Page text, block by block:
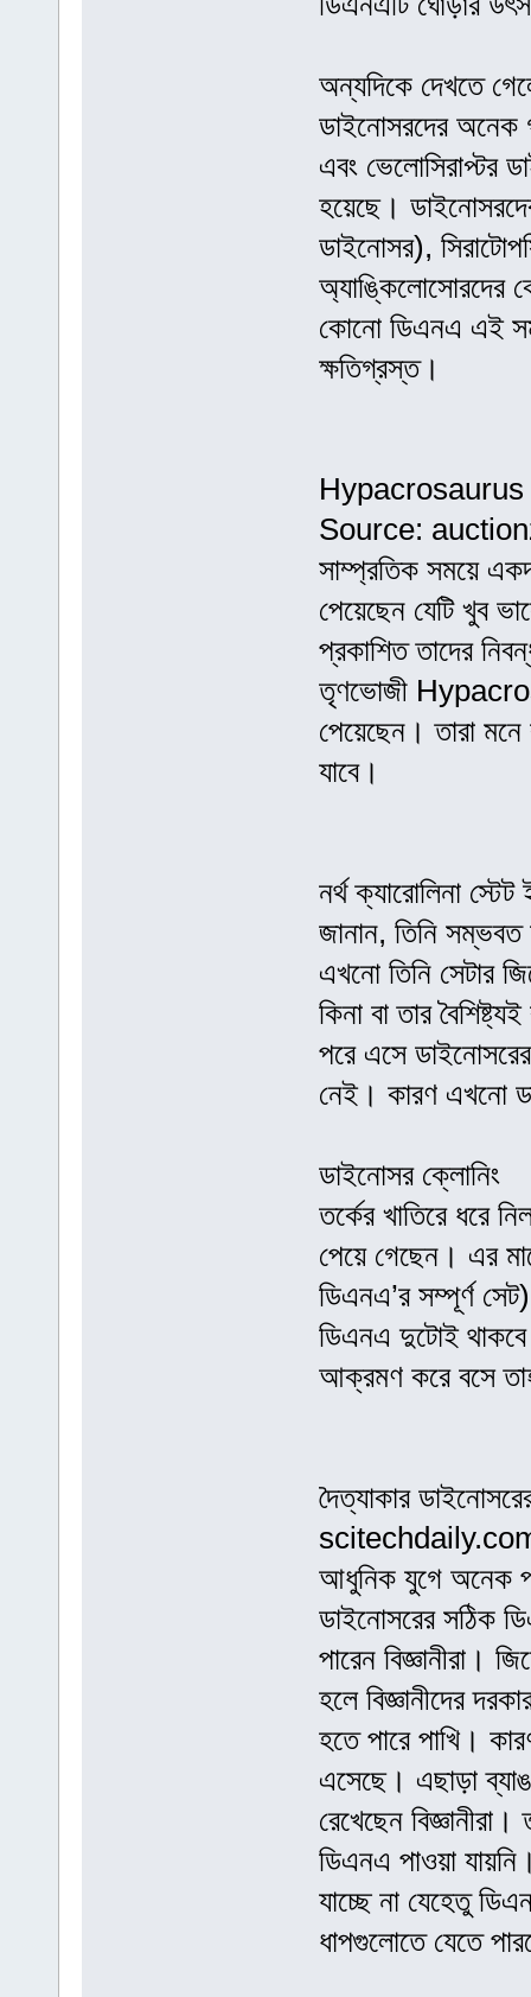
অন্যদিকে দেখতে
ডাইনোসরদের অনেক
এবং ভেলোসিরাপ্টর
হয়েছে।
ডাইনোসর),
অ্যাঙ্কিলোসোরদের
কোনো ডিএনএ এই
ক্ষতিগ্রস্ত।
Hypacrosaurus
Source:
সাম্প্রতিক সময়ে
পেয়েছেন যেটি খুব
প্রকাশিত তাদের
তৃণভোজী
পেয়েছেন। তারা
যাবে।
নর্থ ক্যারোলিনা স্টেট
জানান, তিনি
এখনো তিনি সেটার
কিনা বা তার
পরে এসে
নেই। কারণ এখনো
ডাইনোসর ক্লোনিং
তর্কের খাতিরে ধরে
পেয়ে গেছেন। এর
ডিএনএ’র সম্পূর্ণ
ডিএনএ দুটোই
আক্রমণ করে বসে
দৈত্যাকার
আধুনিক যুগে অনেক
ডাইনোসরের সঠিক
পারেন বিজ্ঞানীরা।
হলে বিজ্ঞানীদের
হতে পারে পাখি।
এসেছে। এছাড়া
রেখেছেন
ডিএনএ পাওয়া
যাচ্ছে না যেহেতু
ধাপগুলোতে যেতে